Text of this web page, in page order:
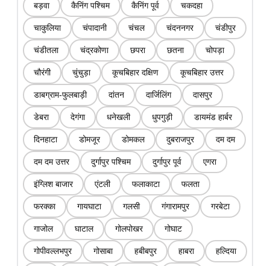
बड़वा कैनिंग पश्चिम कैनिंग पूर्व चकदहा
चाकुलिया चंपादानी चंचल चंदननगर चंडीपुर
चंडीतला चंद्रकोणा छपरा छतना चोपड़ा
चौरंगी चुंचुड़ा कूचबिहार दक्षिण कूचबिहार उत्तर
डाबग्राम-फुलबाड़ी दांतन दार्जिलिंग दासपुर
डेबरा देगंगा धनेखली धुपगुड़ी डायमंड हार्बर
दिनहाटा डोमजूर डोमकल दुबराजपुर दम दम
दम दम उत्तर दुर्गापुर पश्चिम दुर्गापुर पूर्व एगरा
इंग्लिश बाजार एंटली फलाकाटा फलता
फरक्का गायघाटा गलसी गंगारामपुर गरबेटा
गाजोल घाटाल गोलपोखर गोघाट
गोपीवल्लभपुर गोसाबा हबीबपुर हाबरा हल्दिया